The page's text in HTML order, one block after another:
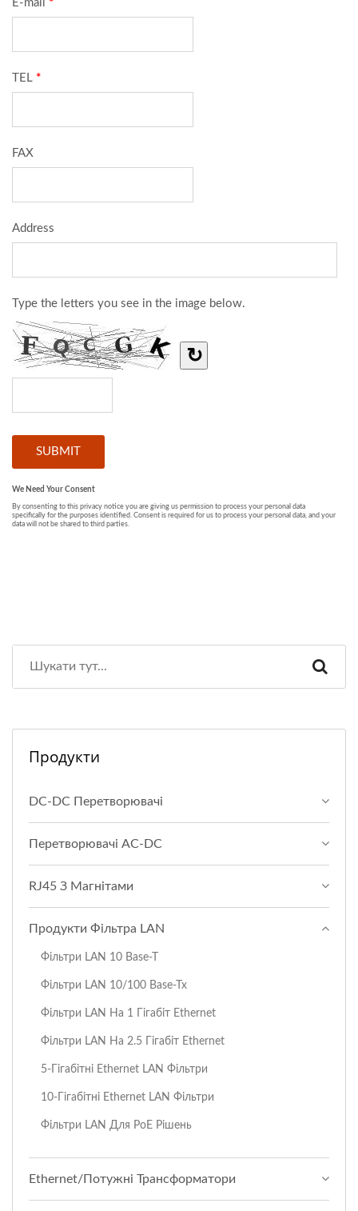
Продукти
DC-DC Перетворювачі
Перетворювачі AC-DC
RJ45 З Магнітами
Продукти Фільтра LAN
Фільтри LAN 10 Base-T
Фільтри LAN 10/100 Base-Tx
Фільтри LAN На 1 Гігабіт Ethernet
Фільтри LAN На 2.5 Гігабіт Ethernet
5-Гігабітні Ethernet LAN Фільтри
10-Гігабітні Ethernet LAN Фільтри
Фільтри LAN Для PoE Рішень
Ethernet/Потужні Трансформатори